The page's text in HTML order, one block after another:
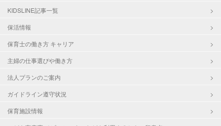
KIDSLINE記事一覧
保活情報
保育士の働き方 キャリア
主婦の仕事選びや働き方
法人プランのご案内
ガイドライン遵守状況
保育施設情報